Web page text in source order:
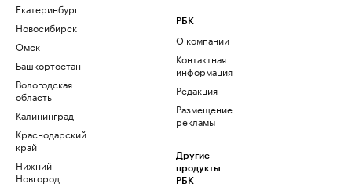
Екатеринбург
Новосибирск
Омск
Башкортостан
Вологодская
область
Калининград
Краснодарский
край
Нижний
Новгород
РБК
О компании
Контактная
информация
Редакция
Размещение
рекламы
Другие
продукты
РБК